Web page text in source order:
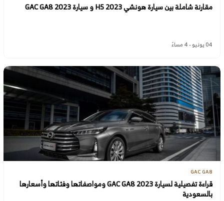
مقارنة شاملة بين سيارة هونشي H5 2023 و سيارة GAC GA8 2023
04 يونيو - 4 مساءً
GAC GA8
قراءة تفصيلية لسيارة GAC GA8 2023 ومواصفاتها وفئاتها وأسعارها
بالسعودية